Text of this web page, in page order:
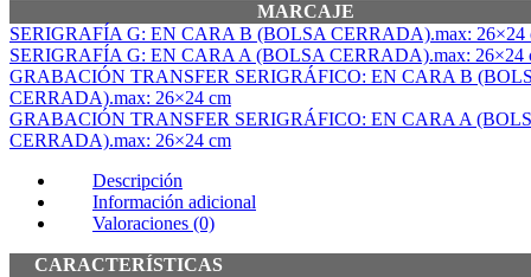
MARCAJE
SERIGRAFÍA G: EN CARA B (BOLSA CERRADA).max: 26×24
SERIGRAFÍA G: EN CARA A (BOLSA CERRADA).max: 26×24
GRABACIÓN TRANSFER SERIGRÁFICO: EN CARA B
CERRADA).max: 26×24 cm
GRABACIÓN TRANSFER SERIGRÁFICO: EN CARA A
CERRADA).max: 26×24 cm
Descripción
Información adicional
Valoraciones (0)
CARACTERÍSTICAS